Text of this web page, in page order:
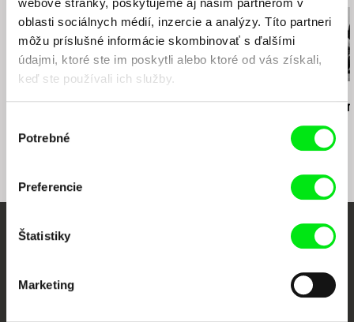
webové stránky, poskytujeme aj našim partnerom v
oblasti sociálnych médií, inzercie a analýzy. Títo partneri
môžu príslušné informácie skombinovať s ďalšími
údajmi, ktoré ste im poskytli alebo ktoré od vás získali,
keď ste používali ich služby.
súhlasu
Potrebné
Preferencie
Štatistiky
Marketing
D1film
Česko
web:http://d1film.com
e-mail:info@D1film.com
Poznačení